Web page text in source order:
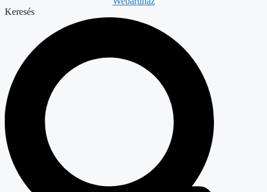
Keresés